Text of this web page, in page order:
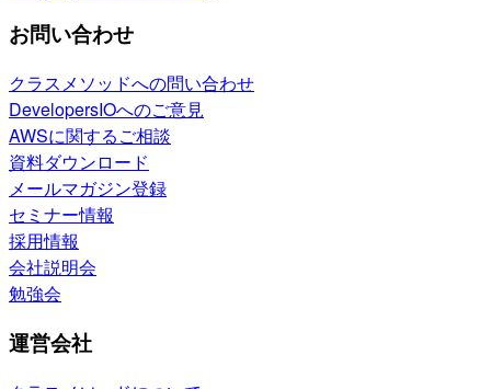
お問い合わせ
クラスメソッドへの問い合わせ
DevelopersIOへのご意見
AWSに関するご相談
資料ダウンロード
メールマガジン登録
セミナー情報
採用情報
会社説明会
勉強会
運営会社